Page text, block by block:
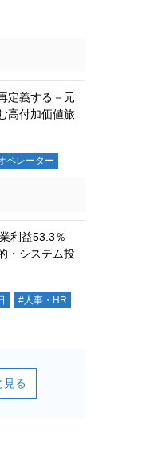
定義する－元
高付加価値旅
ペレーター
利益53.3％
・システム投
#人事・HR